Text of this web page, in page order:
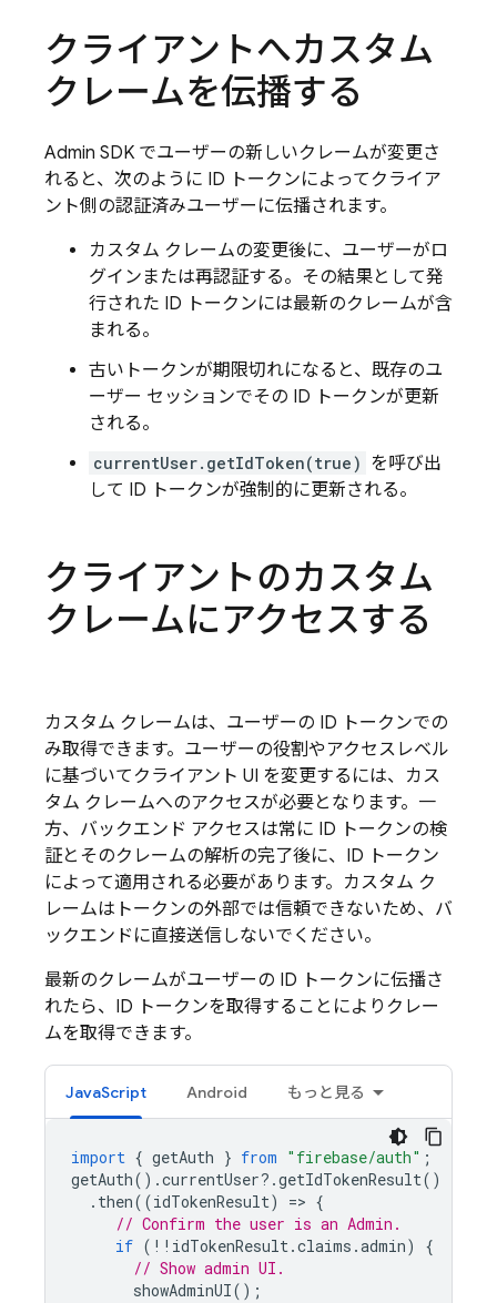
クライアントへカスタム
クレームを伝播する
Admin SDK でユーザーの新しいクレームが変更さ
れると、次のように ID トークンによってクライア
ント側の認証済みユーザーに伝播されます。
カスタム クレームの変更後に、ユーザーがロ
グインまたは再認証する。その結果として発
行された ID トークンには最新のクレームが含
まれる。
古いトークンが期限切れになると、既存のユ
ーザー セッションでその ID トークンが更新
される。
currentUser.getIdToken(true) を呼び出
して ID トークンが強制的に更新される。
クライアントのカスタム
クレームにアクセスする
カスタム クレームは、ユーザーの ID トークンでの
み取得できます。ユーザーの役割やアクセスレベル
に基づいてクライアント UI を変更するには、カス
タム クレームへのアクセスが必要となります。一
方、バックエンド アクセスは常に ID トークンの検
証とそのクレームの解析の完了後に、ID トークン
によって適用される必要があります。カスタム ク
レームはトークンの外部では信頼できないため、バ
ックエンドに直接送信しないでください。
最新のクレームがユーザーの ID トークンに伝播さ
れたら、ID トークンを取得することによりクレー
ムを取得できます。
JavaScript Android もっと見る
import { getAuth } from "firebase/auth" ;
getAuth().currentUser? .getIdTokenResult()
. then((idTokenResult) => {
// Confirm the user is an Admin.
if ( !! idTokenResult.claims .admin)
{
// Show admin UI.
showAdminUI();